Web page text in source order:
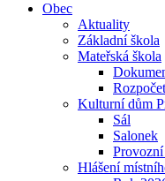
Obec
Aktuality
Základní škola
Mateřská škola
Rozpočet
Kulturní dům
Sál
Salonek
Hlášení